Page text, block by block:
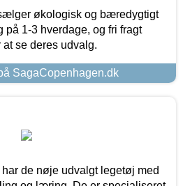
økologisk og bæredygtigt
på 1-3 hverdage, og fri fragt
se deres udvalg.
SagaCopenhagen.dk
de nøje udvalgt legetøj med